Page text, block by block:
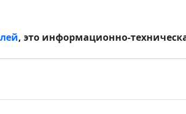
, это информационно-